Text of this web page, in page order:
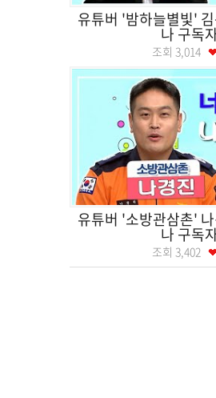
유튜버 '밤하늘별빛'
나 구독
조회 3,014
유튜버 '소방관삼촌'
나 구독
조회 3,402